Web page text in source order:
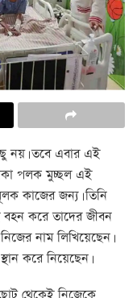
নয়। তবে এবার এই
পলক মুচ্ছল এই
কাজের জন্য। তিনি
বহন করে তাদের জীবন
নাম লিখিয়েছেন।
করে নিয়েছেন।